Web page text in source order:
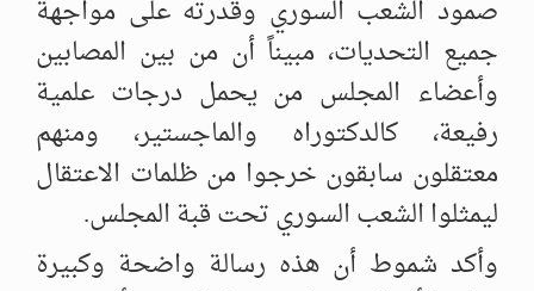
صمود الشعب السوري وقدرته على ‌‏مواجهة
جميع التحديات، مبيناً أن من بين المصابين
وأعضاء المجلس من يحمل درجات ‌‏علمية
رفيعة، كالدكتوراه والماجستير، ومنهم
معتقلون سابقون خرجوا من ظلمات ‌‏الاعتقال
ليمثلوا الشعب السوري تحت قبة المجلس.‏
وأكد شموط أن هذه رسالة واضحة وكبيرة